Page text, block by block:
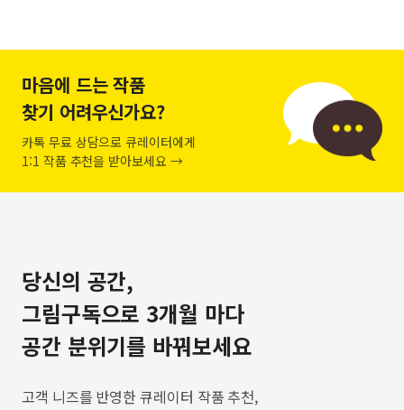
마음에 드는 작품
찾기 어려우신가요?
카톡 무료 상담으로 큐레이터에게
1:1 작품 추천을 받아보세요 →
당신의 공간,
그림구독으로 3개월 마다
공간 분위기를 바꿔보세요
고객 니즈를 반영한 큐레이터 작품 추천,